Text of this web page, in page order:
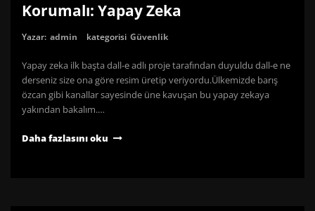
Korumalı: Yapay Zeka
Yazar: admin kategorisi Güvenlik
Yapay zeka ilk başta dall-e adlı proje tarafından duyuldu dall-e ne
derseniz size ona göre resim üretip veriyordu.Ülkemizde barış
özcan gibi kanallar sayesinde üne kavuşan bu yapay zekaya
yakından bakalım.…
Daha fazlasını oku